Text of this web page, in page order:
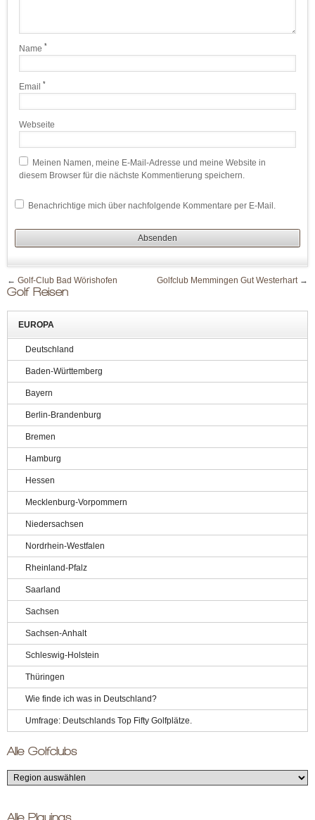
Name *
Email *
Webseite
Meinen Namen, meine E-Mail-Adresse und meine Website in
diesem Browser für die nächste Kommentierung speichern.
Benachrichtige mich über nachfolgende Kommentare per E-Mail.
← Golf-Club Bad Wörishofen Golfclub Memmingen Gut Westerhart →
Golf Reisen
EUROPA
Deutschland
Baden-Württemberg
Bayern
Berlin-Brandenburg
Bremen
Hamburg
Hessen
Mecklenburg-Vorpommern
Niedersachsen
Nordrhein-Westfalen
Rheinland-Pfalz
Saarland
Sachsen
Sachsen-Anhalt
Schleswig-Holstein
Thüringen
Wie finde ich was in Deutschland?
Umfrage: Deutschlands Top Fifty Golfplätze.
Alle Golfclubs